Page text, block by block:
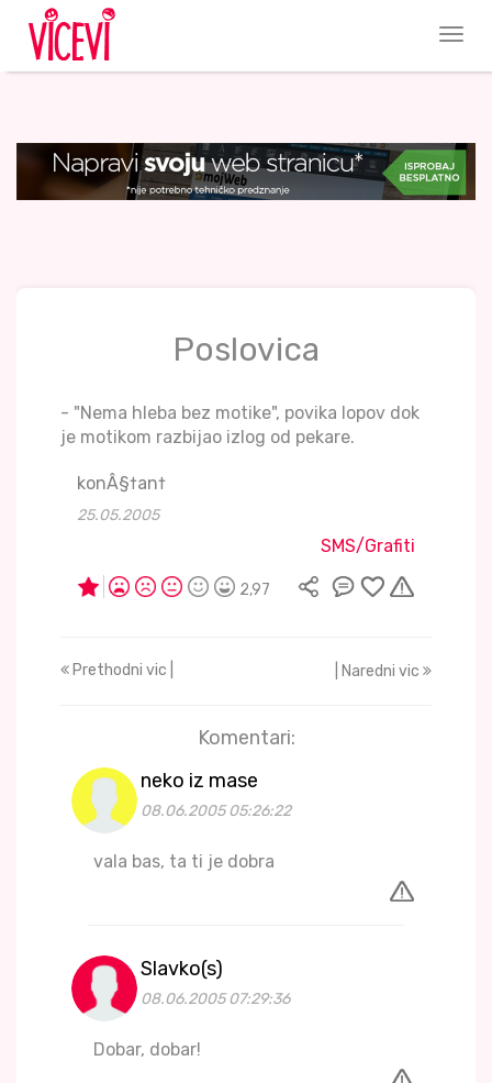
Poslovica
- "Nema hleba bez motike", povika lopov dok
je motikom razbijao izlog od pekare.
konÂ§†an†
25.05.2005
SMS/Grafiti
2,97
Prethodni vic | | Naredni vic
Komentari:
neko iz mase
08.06.2005 05:26:22
vala bas, ta ti je dobra
Slavko(s)
08.06.2005 07:29:36
Dobar, dobar!